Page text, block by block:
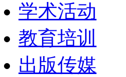
学术活动
教育培训
出版传媒